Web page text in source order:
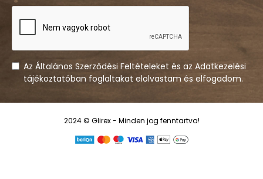
Az Általános Szerződési Feltételeket és az Adatkezelési
tájékoztatóban foglaltakat elolvastam és elfogadom.
2024 © Glirex - Minden jog fenntartva!